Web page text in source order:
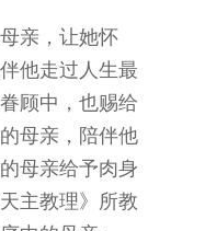
亲，让她怀
他走过人生最
顾中，也赐给
母亲，陪伴他
母亲给予肉身
主教理》所教